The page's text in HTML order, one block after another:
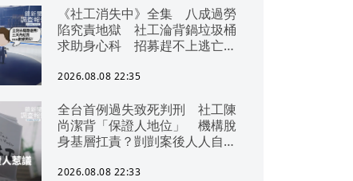
《社工消失中》全集 八成過勞
陷究責地獄 社工淪背鍋垃圾桶
求助身心科 招募趕不上逃亡
回捐黑幕 血汗錢遭剝削
2026.08.08 22:35
全台首例過失致死判刑 社工陳
尚潔背「保證人地位」 機構脫
身基層扛責？剴剴案後人人自危
2026.08.08 22:33